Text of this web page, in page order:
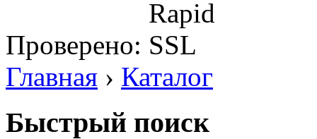
Проверено:
Главная › Каталог
Быстрый поиск